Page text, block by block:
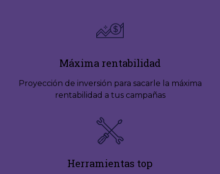
Máxima rentabilidad
Proyección de inversión para sacarle la máxima
rentabilidad a tus campañas
Herramientas top